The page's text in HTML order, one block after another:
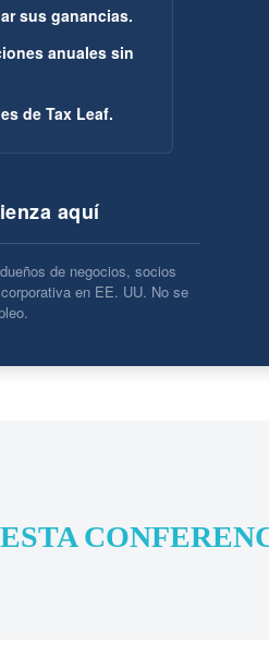
sus ganancias.
anuales sin
de Tax Leaf.
aquí
de negocios, socios
en EE. UU. No se